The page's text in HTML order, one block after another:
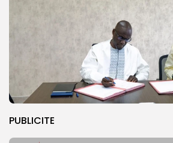
PUBLICITE